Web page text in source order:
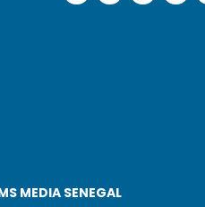
MEDIA SENEGAL